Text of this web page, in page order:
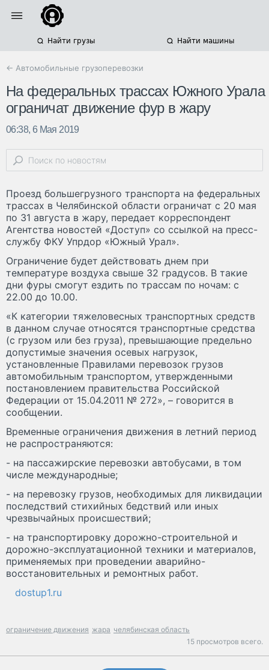
Найти грузы Найти машины
← Автомобильные грузоперевозки
На федеральных трассах Южного Урала
ограничат движение фур в жару
06:38, 6 Мая 2019
Проезд большегрузного транспорта на федеральных
трассах в Челябинской области ограничат с 20 мая
по 31 августа в жару, передает корреспондент
Агентства новостей «Доступ» со ссылкой на пресс-
службу ФКУ Упрдор «Южный Урал».
Ограничение будет действовать днем при
температуре воздуха свыше 32 градусов. В такие
дни фуры смогут ездить по трассам по ночам: с
22.00 до 10.00.
«К категории тяжеловесных транспортных средств
в данном случае относятся транспортные средства
(с грузом или без груза), превышающие предельно
допустимые значения осевых нагрузок,
установленные Правилами перевозок грузов
автомобильным транспортом, утвержденными
постановлением правительства Российской
Федерации от 15.04.2011 № 272», – говорится в
сообщении.
Временные ограничения движения в летний период
не распространяются:
- на пассажирские перевозки автобусами, в том
числе международные;
- на перевозку грузов, необходимых для ликвидации
последствий стихийных бедствий или иных
чрезвычайных происшествий;
- на транспортировку дорожно-строительной и
дорожно-эксплуатационной техники и материалов,
применяемых при проведении аварийно-
восстановительных и ремонтных работ.
dostup1.ru
ограничение движения жара челябинская область
15 просмотров всего.